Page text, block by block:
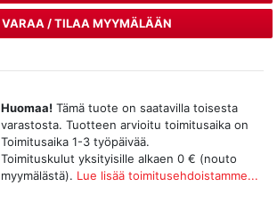
VARAA / TILAA MYYMÄLÄÄN
Huomaa! Tämä tuote on saatavilla toisesta
varastosta. Tuotteen arvioitu toimitusaika on
Toimitusaika 1-3 työpäivää.
Toimituskulut yksityisille alkaen 0 € (nouto
myymälästä). Lue lisää toimitusehdoistamme...